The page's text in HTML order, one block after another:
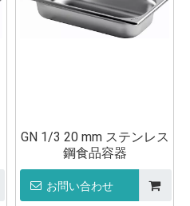
GN 1/3 20 mm ステンレス
鋼食品容器
お問い合わせ